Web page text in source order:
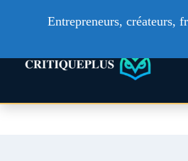
contenu
Entrepreneurs, créateurs,